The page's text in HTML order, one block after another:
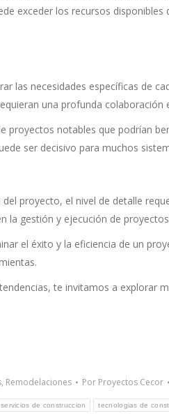
exceder los recursos
las necesidades específicas de
una profunda
notables que podrían
ser decisivo para muchos
proyecto, el nivel de detalle
la gestión y ejecución de
el éxito y la eficiencia de un
te invitamos a explorar
, Remodelaciones Por Proyectos Cecor
servicios de construccion tecnologias de